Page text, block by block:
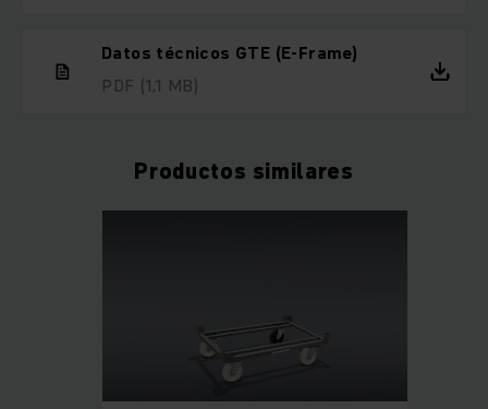
Datos técnicos GTE (E-Frame)
PDF (1,1 MB)
Productos similares